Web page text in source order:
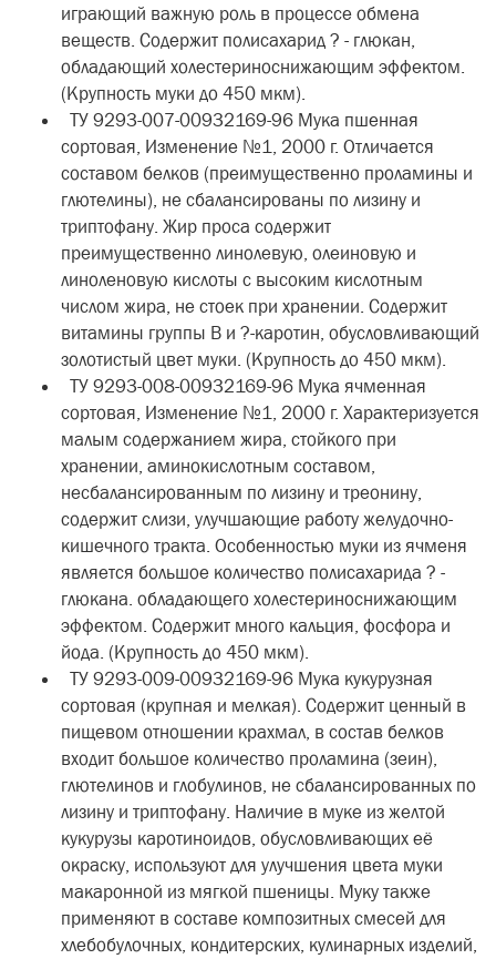
играющий важную роль в процессе обмена
веществ. Содержит полисахарид ? - глюкан,
обладающий холестериноснижающим эффектом.
(Крупность муки до 450 мкм).
ТУ 9293-007-00932169-96 Мука пшенная
сортовая, Изменение №1, 2000 г. Отличается
составом белков (преимущественно проламины и
глютелины), не сбалансированы по лизину и
триптофану. Жир проса содержит
преимущественно линолевую, олеиновую и
линоленовую кислоты с высоким кислотным
числом жира, не стоек при хранении. Содержит
витамины группы В и ?-каротин, обусловливающий
золотистый цвет муки. (Крупность до 450 мкм).
ТУ 9293-008-00932169-96 Мука ячменная
сортовая, Изменение №1, 2000 г. Характеризуется
малым содержанием жира, стойкого при
хранении, аминокислотным составом,
несбалансированным по лизину и треонину,
содержит слизи, улучшающие работу желудочно-
кишечного тракта. Особенностью муки из ячменя
является большое количество полисахарида ? -
глюкана. обладающего холестериноснижающим
эффектом. Содержит много кальция, фосфора и
йода. (Крупность до 450 мкм).
ТУ 9293-009-00932169-96 Мука кукурузная
сортовая (крупная и мелкая). Содержит ценный в
пищевом отношении крахмал, в состав белков
входит большое количество проламина (зеин),
глютелинов и глобулинов, не сбалансированных по
лизину и триптофану. Наличие в муке из желтой
кукурузы каротиноидов, обусловливающих её
окраску, используют для улучшения цвета муки
макаронной из мягкой пшеницы. Муку также
применяют в составе композитных смесей для
хлебобулочных, кондитерских, кулинарных изделий,